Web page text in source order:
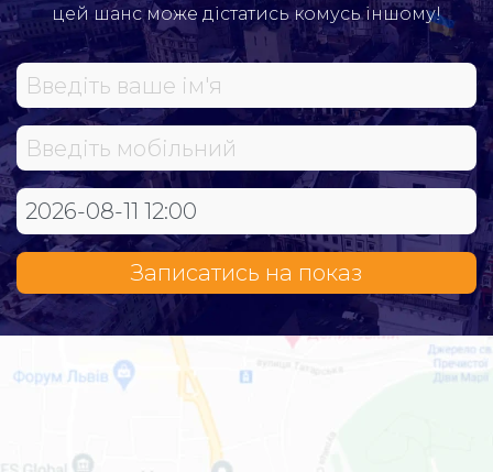
цей шанс може дістатись комусь іншому!
Записатись на показ